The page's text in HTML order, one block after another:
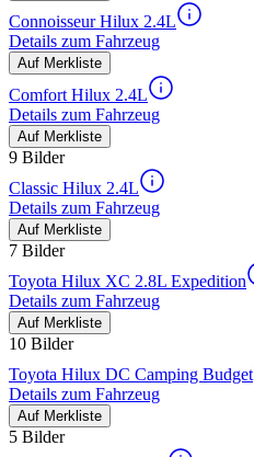
Connoisseur Hilux 2.4L
Details zum Fahrzeug
Auf Merkliste
Comfort Hilux 2.4L
Details zum Fahrzeug
Auf Merkliste
9 Bilder
Classic Hilux 2.4L
Details zum Fahrzeug
Auf Merkliste
7 Bilder
Toyota Hilux XC 2.8L Expedition
Details zum Fahrzeug
Auf Merkliste
10 Bilder
Toyota Hilux DC Camping Budget
Details zum Fahrzeug
Auf Merkliste
5 Bilder